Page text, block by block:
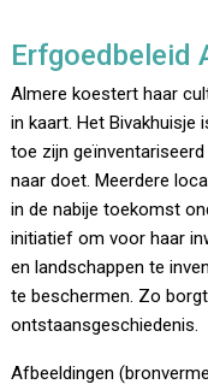
Erfgoedbeleid
Almere koestert haar
in kaart. Het Bivakhuisje
toe zijn
naar doet. Meerdere
in de nabije toekomst
initiatief om voor haar
en landschappen te
te beschermen. Zo
ontstaansgeschiedenis.
Afbeeldingen